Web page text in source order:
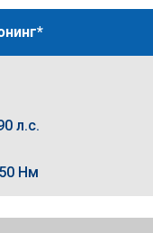
л.с.
Нм